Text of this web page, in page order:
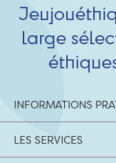
large
INFORMATIONS
LES SERVICES